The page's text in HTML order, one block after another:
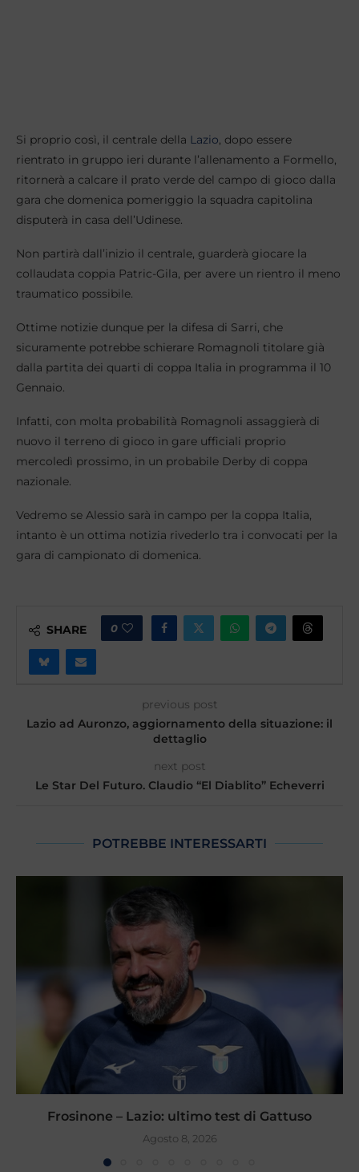
Si proprio così, il centrale della Lazio, dopo essere
rientrato in gruppo ieri durante l’allenamento a Formello,
ritornerà a calcare il prato verde del campo di gioco dalla
gara che domenica pomeriggio la squadra capitolina
disputerà in casa dell’Udinese.
Non partirà dall’inizio il centrale, guarderà giocare la
collaudata coppia Patric-Gila, per avere un rientro il meno
traumatico possibile.
Ottime notizie dunque per la difesa di Sarri, che
sicuramente potrebbe schierare Romagnoli titolare già
dalla partita dei quarti di coppa Italia in programma il 10
Gennaio.
Infatti, con molta probabilità Romagnoli assaggierà di
nuovo il terreno di gioco in gare ufficiali proprio
mercoledì prossimo, in un probabile Derby di coppa
nazionale.
Vedremo se Alessio sarà in campo per la coppa Italia,
intanto è un ottima notizia rivederlo tra i convocati per la
gara di campionato di domenica.
SHARE 0
previous post
Lazio ad Auronzo, aggiornamento della situazione: il
dettaglio
next post
Le Star Del Futuro. Claudio “El Diablito” Echeverri
POTREBBE INTERESSARTI
Frosinone – Lazio: ultimo test di Gattuso
Agosto 8, 2026